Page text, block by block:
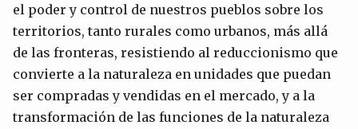
el poder y control de nuestros pueblos sobre los
territorios, tanto rurales como urbanos, más allá
de las fronteras, resistiendo al reduccionismo que
convierte a la naturaleza en unidades que puedan
ser compradas y vendidas en el mercado, y a la
transformación de las funciones de la naturaleza